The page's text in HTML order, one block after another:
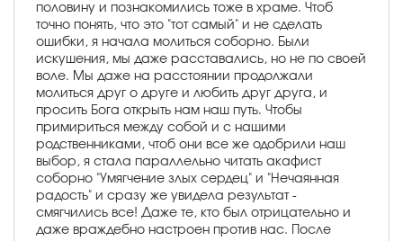
половину и познакомились тоже в храме. Чтоб
точно понять, что это "тот самый" и не сделать
ошибки, я начала молиться соборно. Были
искушения, мы даже расставались, но не по своей
воле. Мы даже на расстоянии продолжали
молиться друг о друге и любить друг друга, и
просить Бога открыть нам наш путь. Чтобы
примириться между собой и с нашими
родственниками, чтоб они все же одобрили наш
выбор, я стала параллельно читать акафист
соборно "Умягчение злых сердец" и "Нечаянная
радость" и сразу же увидела результат -
смягчились все! Даже те, кто был отрицательно и
даже враждебно настроен против нас. После